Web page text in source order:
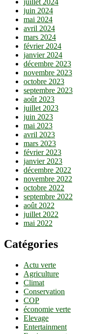
juillet 2024
juin 2024
mai 2024
avril 2024
mars 2024
février 2024
janvier 2024
décembre 2023
novembre 2023
octobre 2023
septembre 2023
août 2023
juillet 2023
juin 2023
mai 2023
avril 2023
mars 2023
février 2023
janvier 2023
décembre 2022
novembre 2022
octobre 2022
septembre 2022
août 2022
juillet 2022
mai 2022
Catégories
Actu verte
Agriculture
Climat
Conservation
COP
économie verte
Elevage
Entertainment